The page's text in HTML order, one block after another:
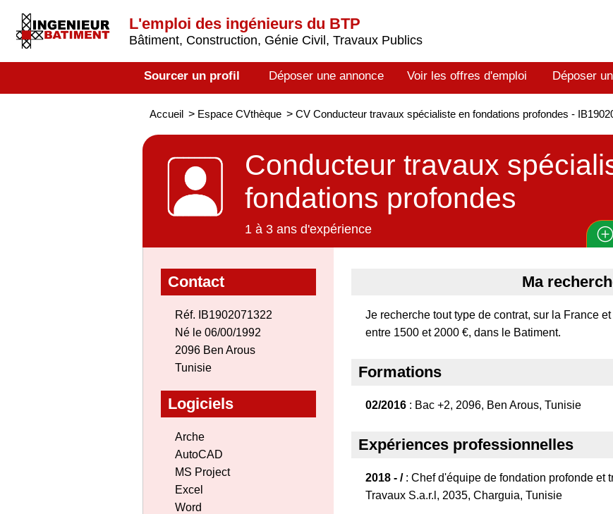
L'emploi des ingénieurs du BTP
Bâtiment, Construction, Génie Civil, Travaux Publics
Sourcer un profil Déposer une annonce Voir les offres d'emploi Déposer
Accueil > Espace CVthèque > CV Conducteur travaux spécialiste en fondations profondes -
Conducteur travaux
fondations profondes
1 à 3 ans d'expérience
Contact
Réf. IB1902071322
Né le 06/00/1992
2096 Ben Arous
Tunisie
Logiciels
Arche
AutoCAD
MS Project
Excel
Word
Ma
Je recherche tout type de contrat, sur la France
entre 1500 et 2000 €, dans le Batiment.
Formations
02/2016 : Bac +2, 2096, Ben Arous, Tunisie
Expériences professionnelles
2018 - /: Chef d'équipe de fondation profonde et
Travaux S.a.r.l, 2035, Charguia, Tunisie